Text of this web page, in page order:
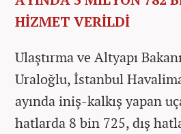
HİZMET VERİLDİ
Ulaştırma ve Altyapı
Uraloğlu, İstanbul
ayında iniş-kalkış yapan
hatlarda 8 bin 725, dış